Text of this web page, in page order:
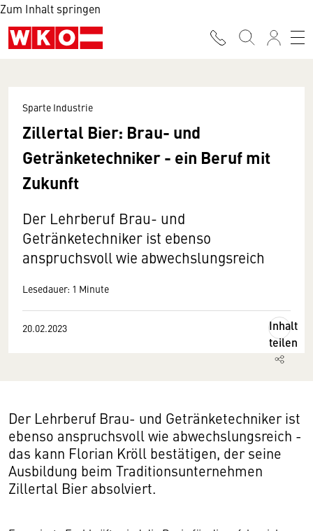
Zum Inhalt springen
Sparte Industrie
Zillertal Bier: Brau- und
Getränketechniker - ein Beruf mit
Zukunft
Der Lehrberuf Brau- und
Getränketechniker ist ebenso
anspruchsvoll wie abwechslungsreich
Lesedauer: 1 Minute
20.02.2023
Inhalt
teilen
Der Lehrberuf Brau- und Getränketechniker ist
ebenso anspruchsvoll wie abwechslungsreich -
das kann Florian Kröll bestätigen, der seine
Ausbildung beim Traditionsunternehmen
Zillertal Bier absolviert.